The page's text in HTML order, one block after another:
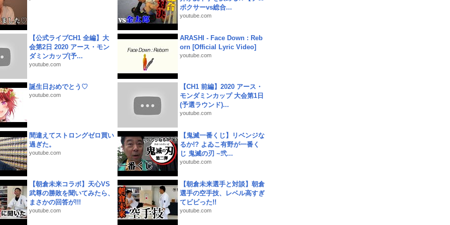
ボクサーvs総合...
youtube.com
【公式ライブCH1 全編】大
会第2日 2020 アース・モン
ダミンカップ(予...
youtube.com
ARASHI - Face Down : Reb
orn [Official Lyric Video]
youtube.com
誕生日おめでとう♡
youtube.com
【CH1 前編】2020 アース・
モンダミンカップ 大会第1日
(予選ラウンド)...
youtube.com
間違えてストロングゼロ買い
過ぎた。
youtube.com
【鬼滅一番くじ】リベンジな
るか!? よゐこ有野が一番く
じ 鬼滅の刃 ~弐...
youtube.com
【朝倉未来コラボ】天心VS
武尊の勝敗を聞いてみたら、
まさかの回答が!!!
youtube.com
【朝倉未来選手と対談】朝倉
選手の空手技、レベル高すぎ
てビビった!!
youtube.com